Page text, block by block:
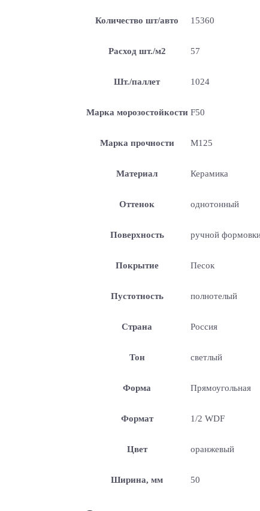
Количество шт/авто 15360
Расход шт./м2 57
Шт./паллет 1024
Марка морозостойкости F50
Марка прочности М125
Материал Керамика
Оттенок однотонный
Поверхность ручной
Покрытие Песок
Пустотность полнотелый
Страна Россия
Тон светлый
Форма Прямоугольная
Формат 1/2 WDF
Цвет оранжевый
Ширина, мм 50